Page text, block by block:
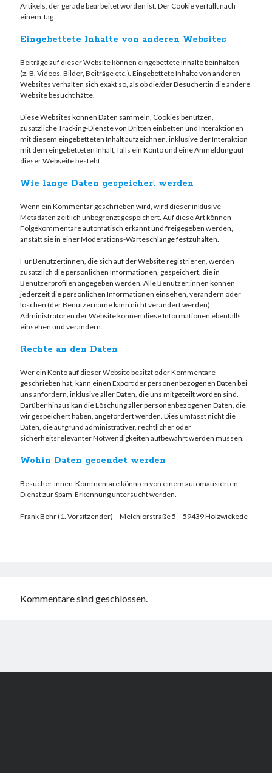
Artikels, der gerade bearbeitet worden ist. Der Cookie verfällt nach
einem Tag.
Eingebettete Inhalte von anderen Websites
Beiträge auf dieser Website können eingebettete Inhalte beinhalten
(z. B. Videos, Bilder, Beiträge etc.). Eingebettete Inhalte von anderen
Websites verhalten sich exakt so, als ob die/der Besucher:in die andere
Website besucht hätte.
Diese Websites können Daten sammeln, Cookies benutzen,
zusätzliche Tracking-Dienste von Dritten einbetten und Interaktionen
mit diesem eingebetteten Inhalt aufzeichnen, inklusive der Interaktion
mit dem eingebetteten Inhalt, falls ein Konto und eine Anmeldung auf
dieser Webseite besteht.
Wie lange Daten gespeichert werden
Wenn ein Kommentar geschrieben wird, wird dieser inklusive
Metadaten zeitlich unbegrenzt gespeichert. Auf diese Art können
Folgekommentare automatisch erkannt und freigegeben werden,
anstatt sie in einer Moderations-Warteschlange festzuhalten.
Für Benutzer:innen, die sich auf der Website registrieren, werden
zusätzlich die persönlichen Informationen, gespeichert, die in
Benutzerprofilen angegeben werden. Alle Benutzer:innen können
jederzeit die persönlichen Informationen einsehen, verändern oder
löschen (der Benutzername kann nicht verändert werden).
Administratoren der Website können diese Informationen ebenfalls
einsehen und verändern.
Rechte an den Daten
Wer ein Konto auf dieser Website besitzt oder Kommentare
geschrieben hat, kann einen Export der personenbezogenen Daten bei
uns anfordern, inklusive aller Daten, die uns mitgeteilt worden sind.
Darüber hinaus kan die Löschung aller personenbezogenen Daten, die
wir gespeichert haben, angefordert werden. Dies umfasst nicht die
Daten, die aufgrund administrativer, rechtlicher oder
sicherheitsrelevanter Notwendigkeiten aufbewahrt werden müssen.
Wohin Daten gesendet werden
Besucher:innen-Kommentare könnten von einem automatisierten
Dienst zur Spam-Erkennung untersucht werden.
Frank Behr (1. Vorsitzender) – Melchiorstraße 5 – 59439 Holzwickede
Kommentare sind geschlossen.